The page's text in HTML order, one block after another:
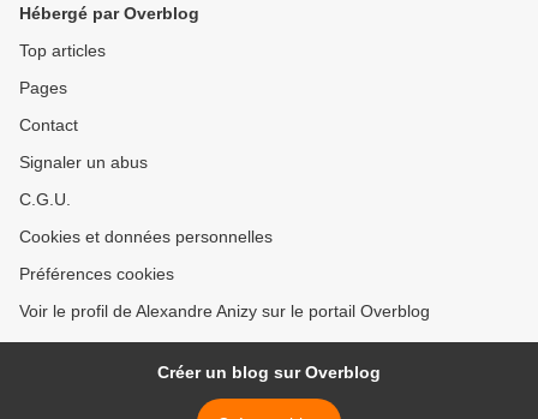
Hébergé par Overblog
Top articles
Pages
Contact
Signaler un abus
C.G.U.
Cookies et données personnelles
Préférences cookies
Voir le profil de Alexandre Anizy sur le portail Overblog
Créer un blog sur Overblog